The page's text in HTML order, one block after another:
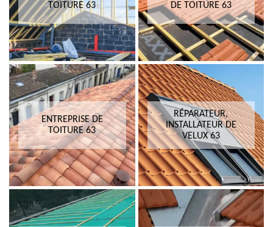
TOITURE 63
DE TOITURE 63
ENTREPRISE DE
TOITURE 63
RÉPARATEUR,
INSTALLATEUR DE
VELUX 63